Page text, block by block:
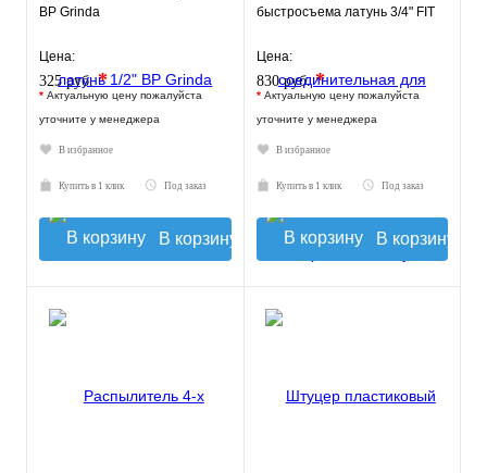
ВР Grinda
Цена:
325 руб.*
* Актуальную цену пожалуйста
уточните у менеджера
В избранное
Купить в 1 клик Под заказ
В корзину
быстросъема латунь 3/4" FIT
Цена:
830 руб.*
* Актуальную цену пожалуйста
уточните у менеджера
В избранное
Купить в 1 клик Под заказ
В корзину